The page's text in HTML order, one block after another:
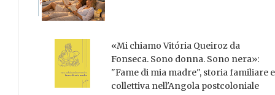
«Mi chiamo Vitória Queiroz da
Fonseca. Sono donna. Sono nera»:
"Fame di mia madre", storia familiare e
collettiva nell'Angola postcoloniale